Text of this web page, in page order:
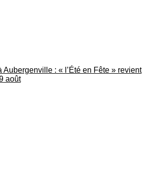
Aubergenville : « l’Été en Fête » revient
août